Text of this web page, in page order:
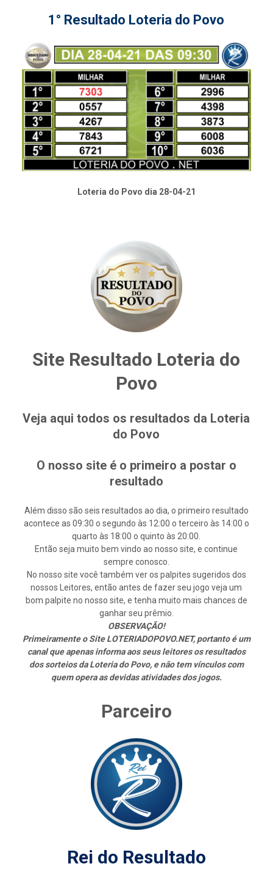
1° Resultado Loteria do Povo
Loteria do Povo dia 28-04-21
Site Resultado Loteria do
Povo
Veja aqui todos os resultados da Loteria
do Povo
O nosso site é o primeiro a postar o
resultado
Além disso são seis resultados ao dia, o primeiro resultado
acontece as 09:30 o segundo às 12:00 o terceiro às 14:00 o
quarto às 18:00 o quinto às 20:00.
Então seja muito bem vindo ao nosso site, e continue
sempre conosco.
No nosso site você também ver os palpites sugeridos dos
nossos Leitores, então antes de fazer seu jogo veja um
bom palpite no nosso site, e tenha muito mais chances de
ganhar seu prêmio.
OBSERVAÇÃO!
Primeiramente o Site LOTERIADOPOVO.NET, portanto é um
canal que apenas informa aos seus leitores os resultados
dos sorteios da Loteria do Povo, e não tem vínculos com
quem opera as devidas atividades dos jogos.
Parceiro
Rei do Resultado